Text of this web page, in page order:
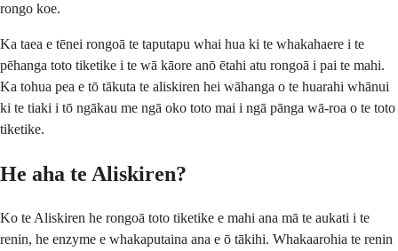
rongo koe.
Ka taea e tēnei rongoā te taputapu whai hua ki te whakahaere i te
pēhanga toto tiketike i te wā kāore anō ētahi atu rongoā i pai te mahi.
Ka tohua pea e tō tākuta te aliskiren hei wāhanga o te huarahi whānui
ki te tiaki i tō ngākau me ngā oko toto mai i ngā pānga wā-roa o te toto
tiketike.
He aha te Aliskiren?
Ko te Aliskiren he rongoā toto tiketike e mahi ana mā te aukati i te
renin, he enzyme e whakaputaina ana e ō tākihi. Whakaarohia te renin